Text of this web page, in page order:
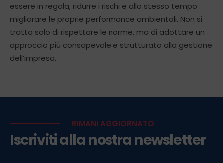
essere in regola, ridurre i rischi e allo stesso tempo
migliorare le proprie performance ambientali. Non si
tratta solo di rispettare le norme, ma di adottare un
approccio più consapevole e strutturato alla gestione
dell’impresa.
RIMANI AGGIORNATO
Iscriviti alla nostra newsletter